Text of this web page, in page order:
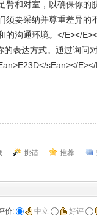
臂和对室，以确保你的
须要采纳并尊重差异的
的沟通环境。</E></
的表达方式。通过询问
sEan></
挑错 推荐
价: 中立 好评